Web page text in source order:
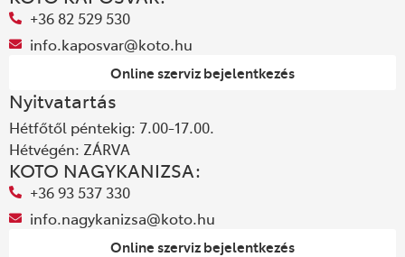
+36 82 529 530
info.kaposvar@koto.hu
Online szerviz bejelentkezés
Nyitvatartás
Hétfőtől péntekig: 7.00-17.00.
Hétvégén: ZÁRVA
KOTO NAGYKANIZSA:
+36 93 537 330
info.nagykanizsa@koto.hu
Online szerviz bejelentkezés